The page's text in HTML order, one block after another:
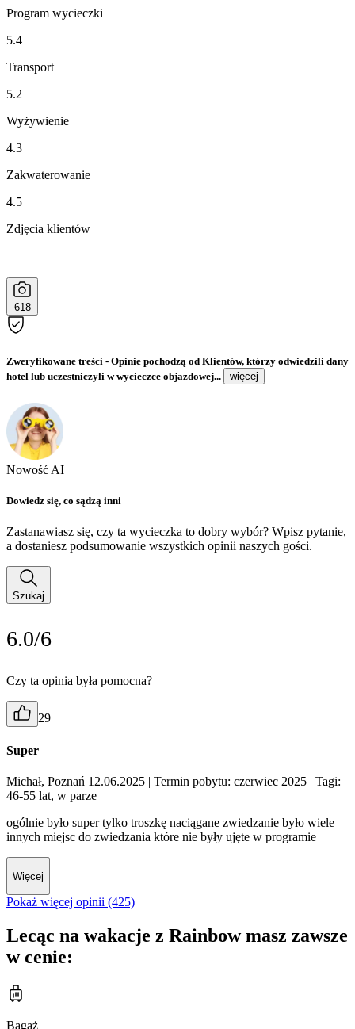
Program wycieczki
5.4
Transport
5.2
Wyżywienie
4.3
Zakwaterowanie
4.5
Zdjęcia klientów
618
Zweryfikowane treści - Opinie pochodzą od Klientów, którzy odwiedzili dany
hotel lub uczestniczyli w wycieczce objazdowej...
więcej
Nowość AI
Dowiedz się, co sądzą inni
Zastanawiasz się, czy ta wycieczka to dobry wybór? Wpisz pytanie,
a dostaniesz podsumowanie wszystkich opinii naszych gości.
Szukaj
6.0/6
Czy ta opinia była pomocna?
29
Super
Michał, Poznań 12.06.2025 | Termin pobytu: czerwiec 2025 | Tagi:
46-55 lat, w parze
ogólnie było super tylko troszkę naciągane zwiedzanie było wiele
innych miejsc do zwiedzania które nie były ujęte w programie
Więcej
Pokaż więcej opinii (425)
Lecąc na wakacje z Rainbow masz zawsze
w cenie:
Bagaż